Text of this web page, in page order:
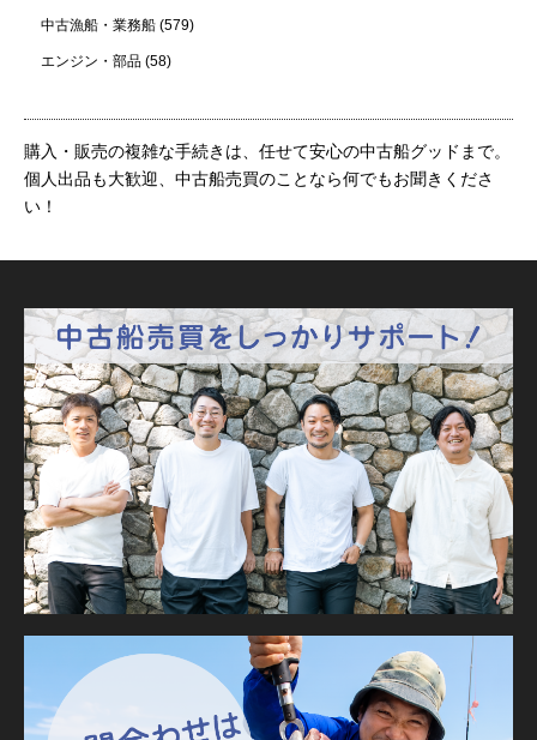
中古漁船・業務船 (579)
エンジン・部品 (58)
購入・販売の複雑な手続きは、任せて安心の中古船グッドまで。
個人出品も大歓迎、中古船売買のことなら何でもお聞きくださ
い！